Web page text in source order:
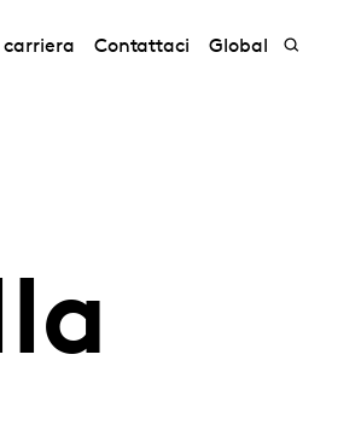
carriera Contattaci Global